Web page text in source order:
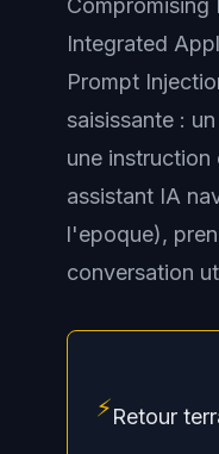
Compromising
Integrated
Prompt
saisissante :
une
assistant IA
l'epoque),
conversation
⚡Retour